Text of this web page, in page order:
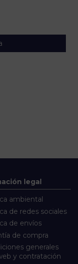
legal
ambiental
de redes sociales
de envíos
de compra
generales
y contratación